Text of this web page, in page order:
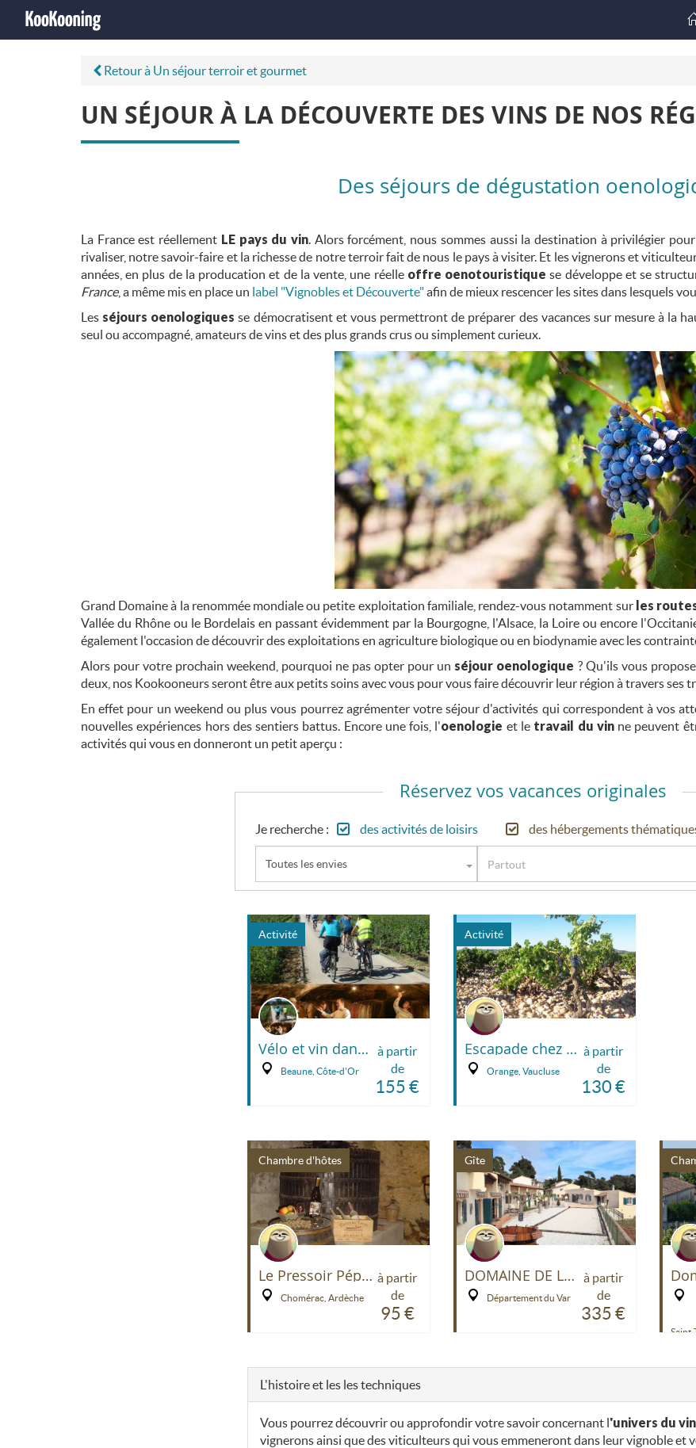
Retour à Un séjour terroir et gourmet
UN SÉJOUR À LA DÉCOUVERTE DES VINS DE NOS
Des séjours de dégustation
La France est réellement LE pays du vin. Alors forcément, nous sommes aussi la destination à privilégier
rivaliser, notre savoir-faire et la richesse de notre terroir fait de nous le pays à visiter. Et les vignerons et
années, en plus de la producation et de la vente, une réelle offre oenotouristique se développe et se
France, a même mis en place un label "Vignobles et Découverte"afin de mieux rescencer les sites dans lesquels
Les séjours oenologiques se démocratisent et vous permettront de préparer des vacances sur mesure à la
seul ou accompagné, amateurs de vins et des plus grands crus ou simplement curieux.
Grand Domaine à la renommée mondiale ou petite exploitation familiale, rendez-vous notamment sur les
Vallée du Rhône ou le Bordelais en passant évidemment par la Bourgogne, l'Alsace, la Loire ou encore
également l'occasion de découvrir des exploitations en agriculture biologique ou en biodynamie avec les
Alors pour votre prochain weekend, pourquoi ne pas opter pour un séjour oenologique ? Qu'ils vous
deux, nos Kookooneurs seront être aux petits soins avec vous pour vous faire découvrir leur région à travers ses
En effet pour un weekend ou plus vous pourrez agrémenter votre séjour d'activités qui correspondent à vos
nouvelles expériences hors des sentiers battus. Encore une fois, l'oenologie et le travail du vinne peuvent
activités qui vous en donneront un petit aperçu :
Réservez vos vacances originales
Je recherche : des activités de loisirs des hébergements
Toutes les envies
Activité
à partir
de
155 €
Vélo et vin dans les vignobles
Beaune, Côte-d'Or
Activité
à partir
de
130 €
Escapade chez le Vigneron
Orange, Vaucluse
Chambre d'hôtes
à partir
de
95 €
Le Pressoir Pépé Emilien
Chomérac, Ardèche
Gîte
à partir
de
335 €
DOMAINE DE LA NAVICELLE
Département du Var
L'histoire et les les techniques
Vous pourrez découvrir ou approfondir votre savoir concernant l'univers du vin
vignerons ainsi que des viticulteurs qui vous emmeneront dans leur vignoble et